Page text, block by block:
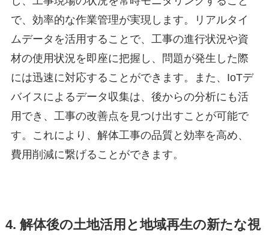
で、効率的な作業管理が実現します。リアルタイ
ムデータを活用することで、工事の進行状況や資
材の使用状況を即座に把握し、問題が発生した際
には迅速に対応することができます。また、IoTデ
バイスによるデータ収集は、後からの分析にも活
用でき、工事の改善点を見つけ出すことが可能で
す。これにより、解体工事の品質と効率を高め、
費用削減に繋げることができます。
4. 解体後の土地活用と地域再生の新たな視